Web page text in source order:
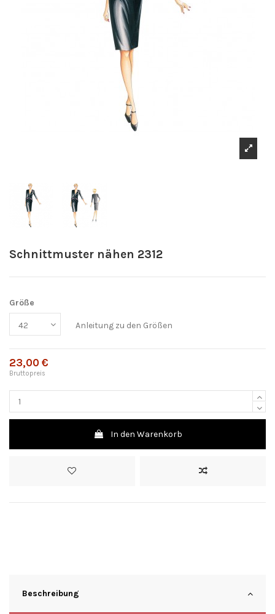
Schnittmuster nähen 2312
Größe
Anleitung zu den Größen
23,00 €
Bruttopreis
In den Warenkorb
Beschreibung